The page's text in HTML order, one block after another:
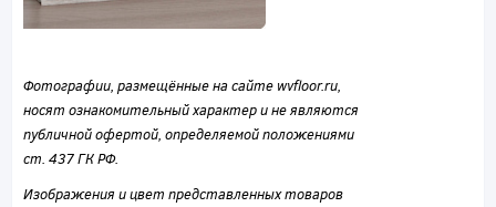
Фотографии, размещённые на сайте wvfloor.ru,
носят ознакомительный характер и не являются
публичной офертой, определяемой положениями
ст. 437 ГК РФ.
Изображения и цвет представленных товаров